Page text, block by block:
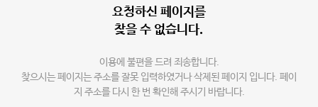
요청하신 페이지를
찾을 수 없습니다.
이용에 불편을 드려 죄송합니다.
찾으시는 페이지는 주소를 잘못 입력하였거나 삭제된 페이지 입니다. 페이
지 주소를 다시 한 번 확인해 주시기 바랍니다.